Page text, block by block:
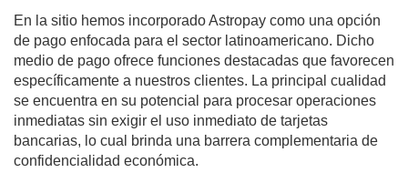
En la sitio hemos incorporado Astropay como una opción
de pago enfocada para el sector latinoamericano. Dicho
medio de pago ofrece funciones destacadas que favorecen
específicamente a nuestros clientes. La principal cualidad
se encuentra en su potencial para procesar operaciones
inmediatas sin exigir el uso inmediato de tarjetas
bancarias, lo cual brinda una barrera complementaria de
confidencialidad económica.